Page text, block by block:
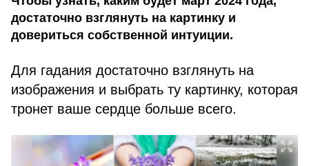
достаточно взглянуть на картинку и
довериться собственной интуиции.
Для гадания достаточно взглянуть на
изображения и выбрать ту картинку, которая
тронет ваше сердце больше всего.